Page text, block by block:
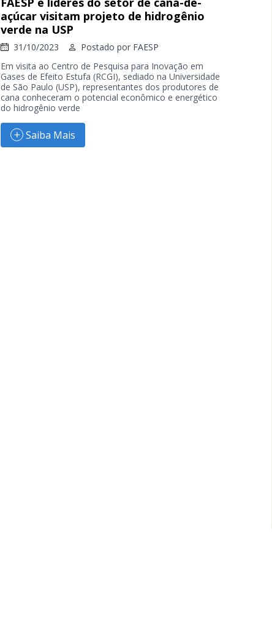
açúcar visitam projeto de hidrogênio
verde na USP
31/10/2023 Postado por FAESP
Em visita ao Centro de Pesquisa para Inovação em
Gases de Efeito Estufa (RCGI), sediado na Universidade
de São Paulo (USP), representantes dos produtores de
cana conheceram o potencial econômico e energético
do hidrogênio verde
Saiba Mais